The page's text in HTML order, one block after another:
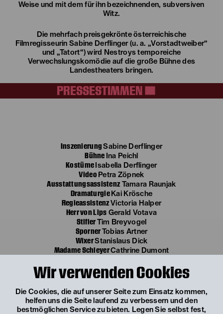
Wir verwenden Cookies
Die Cookies, die auf unserer Seite zum Einsatz kommen,
helfen uns die Seite laufend zu verbessern und den
bestmöglichen Service zu bieten. Legen Sie selbst fest,
Weise und mit dem für ihn bezeichnenden, subversiven
Witz.
Die mehrfach preisgekrönte österreichische
Filmregisseurin Sabine Derflinger (u. a. „Vorstadtweiber“
und „Tatort“) wird Nestroys temporeiche
Verwechslungskomödie auf die große Bühne des
Landestheaters bringen.
PRESSESTIMMEN
InszenierungSabine Derflinger
Bühne Ina Peichl
Kostüme Isabella Derflinger
Video Petra Zöpnek
Ausstattungsassistenz Tamara Raunjak
Dramaturgie Kai Krösche
Regieassistenz Victoria Halper
Herr von Lips Gerald Votava
Stifler Tim Breyvogel
Sporner Tobias Artner
WixerStanislaus Dick
Madame SchleyerCathrine Dumont
KrautkopfHaymonMaria Buttinger
Kathi Josephine Bloéb
Staubmann (Justiziar) Othmar Schratt
Anton Helmut Wiesinger
Musiker Helmut Stippich